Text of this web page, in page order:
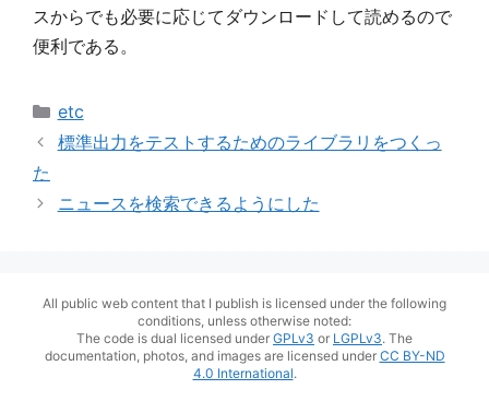
スからでも必要に応じてダウンロードして読めるので
便利である。
カ
テ
ー
etc
標準出力をテストするためのライブラリをつくっ
た
ニュースを検索できるようにした
All public web content that I publish is licensed under the following
conditions, unless otherwise noted:
The code is dual licensed under GPLv3 or LGPLv3. The
documentation, photos, and images are licensed under CC BY-ND
4.0 International.